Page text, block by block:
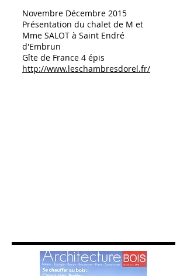
Novembre Décembre 2015
Présentation du chalet de M et
Mme SALOT à Saint Endré
d'Embrun
Gîte de France 4 épis
http://www.leschambresdorel.fr/